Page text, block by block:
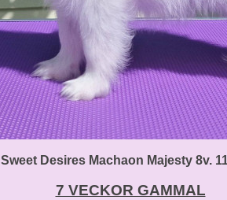
Sweet Desires Machaon Majesty 8v.
7 VECKOR GAMMAL